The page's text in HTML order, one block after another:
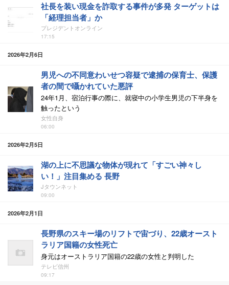
社長を装い現金を詐取する事件が多発 ターゲットは
「経理担当者」か
プレジデントオンライン
17:15
2026年2月6日
男児への不同意わいせつ容疑で逮捕の保育士、保護
者の間で囁かれていた悪評
24年1月、宿泊行事の際に、就寝中の小学生男児の下半身を
触ったという
女性自身
06:00
2026年2月5日
湖の上に不思議な物体が現れて「すごい神々し
い！」注目集める 長野
Jタウンネット
09:00
2026年2月1日
長野県のスキー場のリフトで宙づり、22歳オースト
ラリア国籍の女性死亡
身元はオーストラリア国籍の22歳の女性と判明した
テレビ信州
09:17